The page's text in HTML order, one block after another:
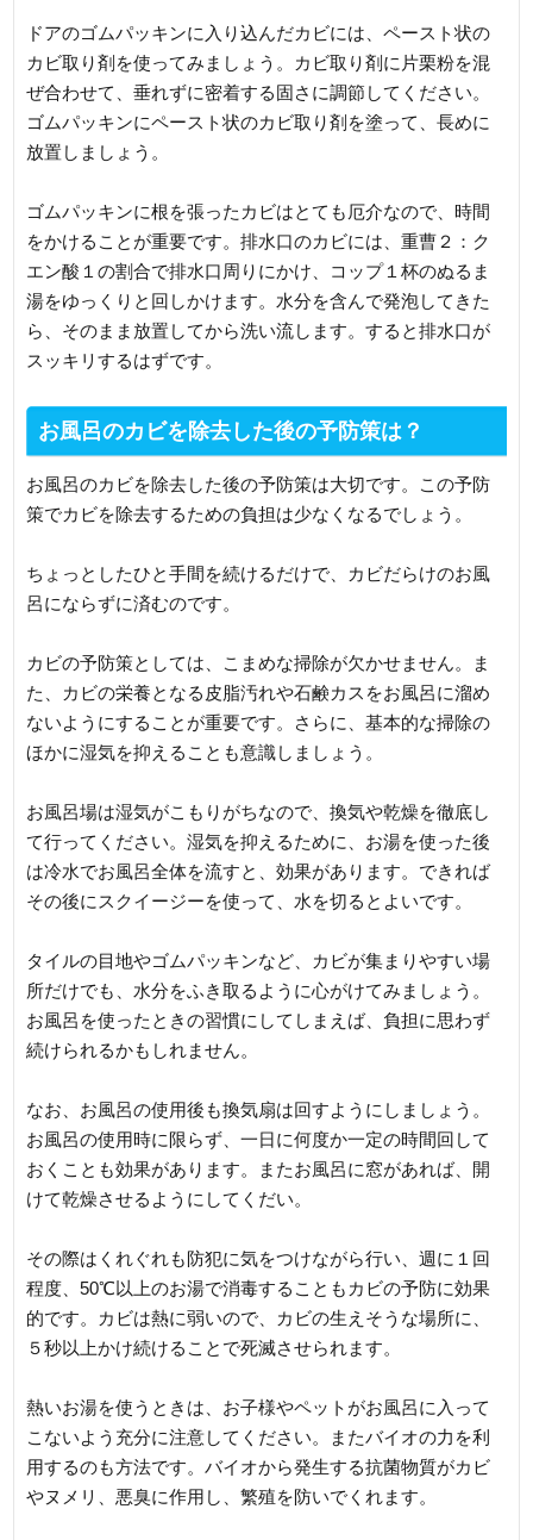
ドアのゴムパッキンに入り込んだカビには、ペースト状の
カビ取り剤を使ってみましょう。カビ取り剤に片栗粉を混
ぜ合わせて、垂れずに密着する固さに調節してください。
ゴムパッキンにペースト状のカビ取り剤を塗って、長めに
放置しましょう。
ゴムパッキンに根を張ったカビはとても厄介なので、時間
をかけることが重要です。排水口のカビには、重曹２：ク
エン酸１の割合で排水口周りにかけ、コップ１杯のぬるま
湯をゆっくりと回しかけます。水分を含んで発泡してきた
ら、そのまま放置してから洗い流します。すると排水口が
スッキリするはずです。
お風呂のカビを除去した後の予防策は？
お風呂のカビを除去した後の予防策は大切です。この予防
策でカビを除去するための負担は少なくなるでしょう。
ちょっとしたひと手間を続けるだけで、カビだらけのお風
呂にならずに済むのです。
カビの予防策としては、こまめな掃除が欠かせません。ま
た、カビの栄養となる皮脂汚れや石鹸カスをお風呂に溜め
ないようにすることが重要です。さらに、基本的な掃除の
ほかに湿気を抑えることも意識しましょう。
お風呂場は湿気がこもりがちなので、換気や乾燥を徹底し
て行ってください。湿気を抑えるために、お湯を使った後
は冷水でお風呂全体を流すと、効果があります。できれば
その後にスクイージーを使って、水を切るとよいです。
タイルの目地やゴムパッキンなど、カビが集まりやすい場
所だけでも、水分をふき取るように心がけてみましょう。
お風呂を使ったときの習慣にしてしまえば、負担に思わず
続けられるかもしれません。
なお、お風呂の使用後も換気扇は回すようにしましょう。
お風呂の使用時に限らず、一日に何度か一定の時間回して
おくことも効果があります。またお風呂に窓があれば、開
けて乾燥させるようにしてくだい。
その際はくれぐれも防犯に気をつけながら行い、週に１回
程度、50℃以上のお湯で消毒することもカビの予防に効果
的です。カビは熱に弱いので、カビの生えそうな場所に、
５秒以上かけ続けることで死滅させられます。
熱いお湯を使うときは、お子様やペットがお風呂に入って
こないよう充分に注意してください。またバイオの力を利
用するのも方法です。バイオから発生する抗菌物質がカビ
やヌメリ、悪臭に作用し、繁殖を防いでくれます。